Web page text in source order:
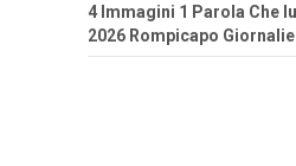
4 Immagini 1 Parola Che
2026 Rompicapo